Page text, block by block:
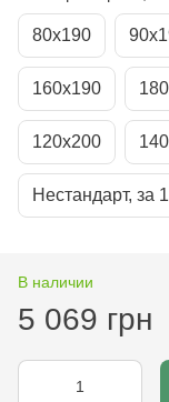
80х190
160х190
120х200
Нестандарт, за
В наличии
5 069 грн